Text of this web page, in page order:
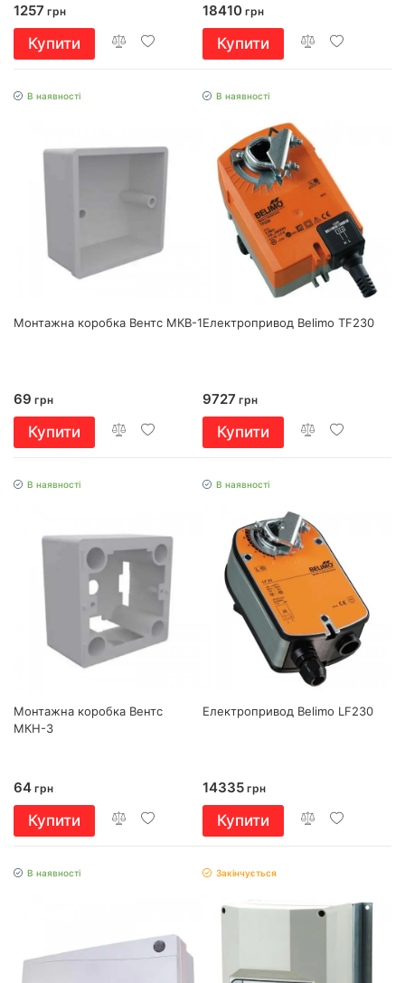
1257 грн
Купити
18410 грн
Купити
В наявності
Монтажна коробка Вентс МКВ-1
69 грн
Купити
В наявності
Електропривод Belimo TF230
9727 грн
Купити
В наявності
Монтажна коробка Вентс
МКН-3
64 грн
Купити
В наявності
Електропривод Belimo LF230
14335 грн
Купити
В наявності Закінчується